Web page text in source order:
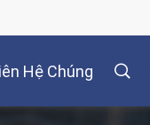
Hệ Chúng